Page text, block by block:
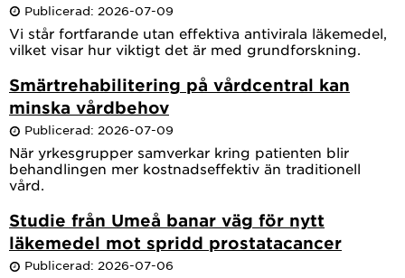
Publicerad: 2026-07-09
Vi står fortfarande utan effektiva antivirala läkemedel,
vilket visar hur viktigt det är med grundforskning.
Smärtrehabilitering på vårdcentral kan
minska vårdbehov
Publicerad: 2026-07-09
När yrkesgrupper samverkar kring patienten blir
behandlingen mer kostnadseffektiv än traditionell
vård.
Studie från Umeå banar väg för nytt
läkemedel mot spridd prostatacancer
Publicerad: 2026-07-06